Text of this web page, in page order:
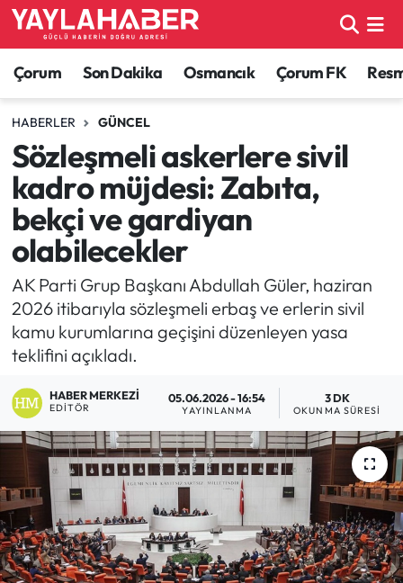
Çorum Son Dakika Osmancık Çorum FK
HABERLER GÜNCEL
Sözleşmeli askerlere sivil
kadro müjdesi: Zabıta,
bekçi ve gardiyan
olabilecekler
AK Parti Grup Başkanı Abdullah Güler, haziran
2026 itibarıyla sözleşmeli erbaş ve erlerin sivil
kamu kurumlarına geçişini düzenleyen yasa
teklifini açıkladı.
HABER MERKEZI
EDITÖR
05.06.2026 - 16:54
YAYINLANMA
3 DK
OKUNMA SÜRESI
Alaca Haberleri
Bayat Haberleri
Bilgi - Keşfet Haberleri
Bilim ve Teknoloji
Boğazkale Haberleri
Çorum Haberleri
Çorum Son Dakika Haberleri
Dodurga Haberleri
Eğitim
Ekonomi
Güncel
İskilip Haberleri
Çorum Nöbetçi Eczaneler
Çorum Hava Durumu
Çorum Namaz Vakitleri
Çorum Trafik Yoğunluk Haritası
TFF 1.Lig Puan Durumu ve Fikstür
Tüm Manşetler
Son Dakika Haberleri
Haber Arşivi